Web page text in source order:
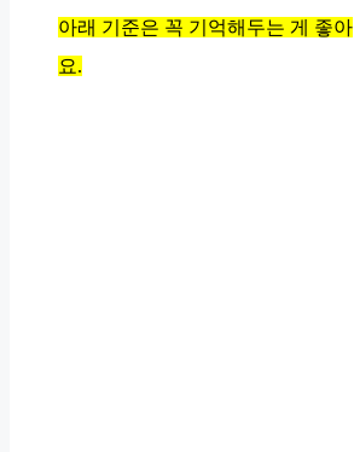
아래 기준은 꼭 기억해두는 게 좋아
요.